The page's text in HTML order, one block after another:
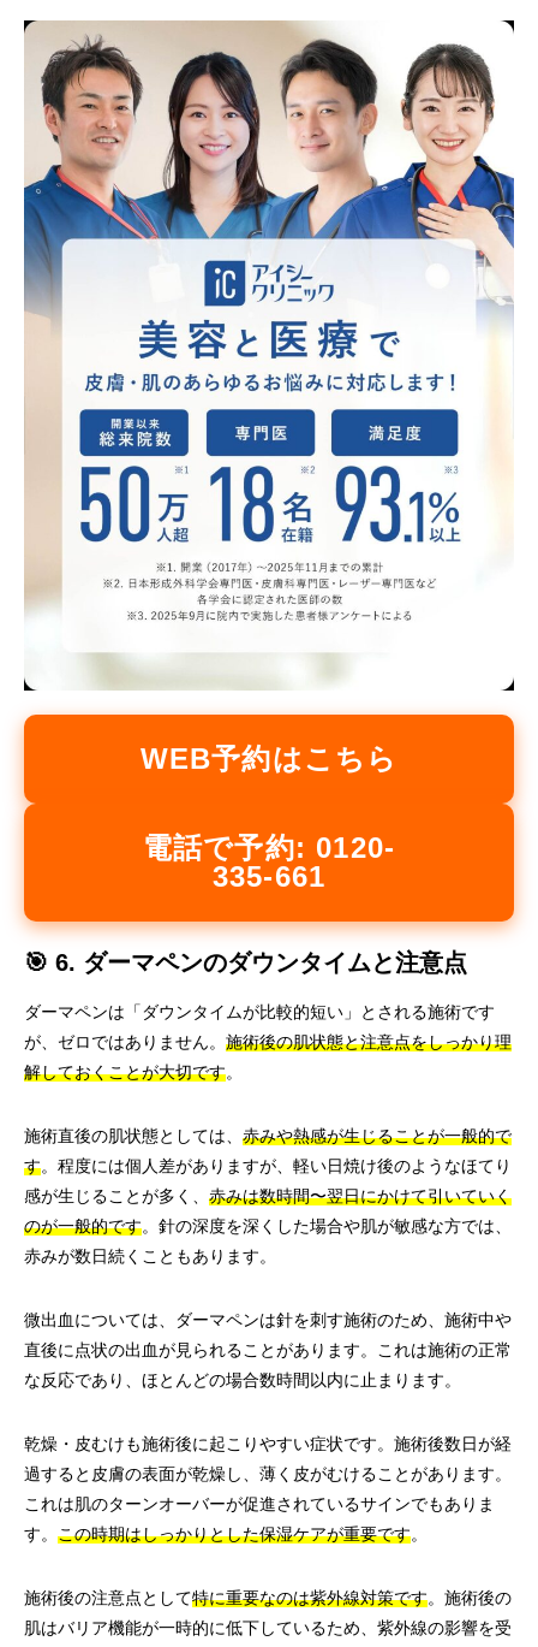
WEB予約はこちら
電話で予約: 0120-
335-661
🎯 6. ダーマペンのダウンタイムと注意点
ダーマペンは「ダウンタイムが比較的短い」とされる施術です
が、ゼロではありません。 施術後の肌状態と注意点をしっかり理
解しておくことが大切です。
施術直後の肌状態としては、 赤みや熱感が生じることが一般的で
す。程度には個人差がありますが、軽い日焼け後のようなほてり
感が生じることが多く、 赤みは数時間〜翌日にかけて引いていく
のが一般的です。針の深度を深くした場合や肌が敏感な方では、
赤みが数日続くこともあります。
微出血については、ダーマペンは針を刺す施術のため、施術中や
直後に点状の出血が見られることがあります。これは施術の正常
な反応であり、ほとんどの場合数時間以内に止まります。
乾燥・皮むけも施術後に起こりやすい症状です。施術後数日が経
過すると皮膚の表面が乾燥し、薄く皮がむけることがあります。
これは肌のターンオーバーが促進されているサインでもありま
す。 この時期はしっかりとした保湿ケアが重要です。
施術後の注意点として特に重要なのは紫外線対策です。施術後の
肌はバリア機能が一時的に低下しているため、紫外線の影響を受